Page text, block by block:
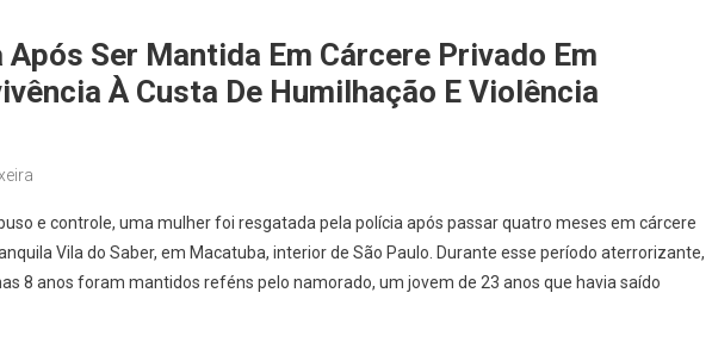
Ser Mantida Em Cárcere Privado Em
À Custa De Humilhação E Violência
e controle, uma mulher foi resgatada pela polícia após passar quatro meses em cárcere
Vila do Saber, em Macatuba, interior de São Paulo. Durante esse período aterrorizante,
8 anos foram mantidos reféns pelo namorado, um jovem de 23 anos que havia saído